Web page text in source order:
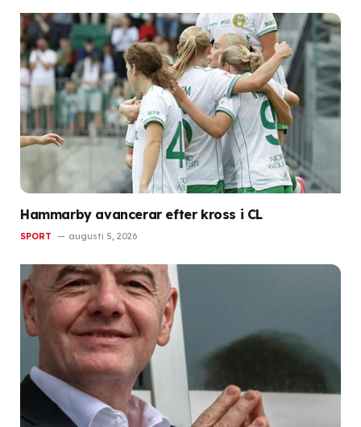
Hammarby avancerar efter kross i CL
SPORT augusti 5, 2026